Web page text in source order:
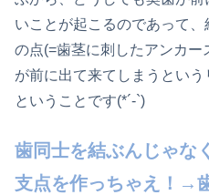
いことが起こるのであって
の点(=歯茎に刺したアンカ
が前に出て来てしまうという
ということです(*´-`)
歯同士を結ぶんじゃな
支点を作っちゃえ！→